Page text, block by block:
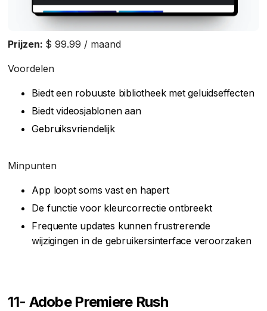
Prijzen: $ 99.99 / maand
Voordelen
Biedt een robuuste bibliotheek met geluidseffecten
Biedt videosjablonen aan
Gebruiksvriendelijk
Minpunten
App loopt soms vast en hapert
De functie voor kleurcorrectie ontbreekt
Frequente updates kunnen frustrerende
wijzigingen in de gebruikersinterface veroorzaken
11- Adobe Premiere Rush